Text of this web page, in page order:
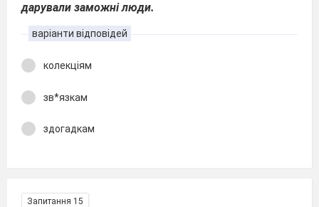
дарували заможні люди.
варіанти відповідей
колекціям
зв*язкам
здогадкам
Запитання 15